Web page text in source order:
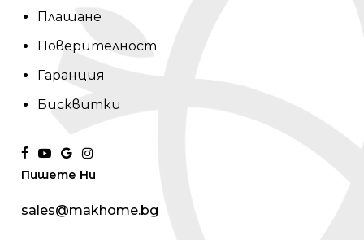
Плащане
Поверителност
Гаранция
Бисквитки
facebook
youtube
google-
plus
instagram
Пишете Ни
sales@makhome.bg